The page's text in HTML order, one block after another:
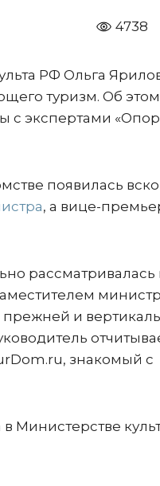
4738
РФ Ольга
туризм. Об этом
с экспертами
появилась
, а вице-
рассматривалась
прежней и вертикаль
знакомый с
Министерстве